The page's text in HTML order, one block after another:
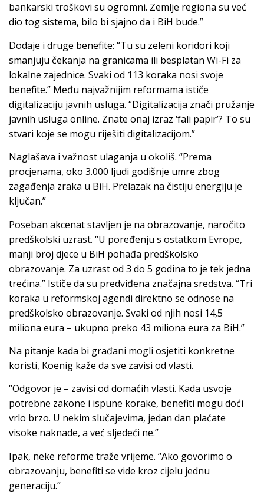
bankarski troškovi su ogromni. Zemlje regiona su već
dio tog sistema, bilo bi sjajno da i BiH bude.”
Dodaje i druge benefite: “Tu su zeleni koridori koji
smanjuju čekanja na granicama ili besplatan Wi-Fi za
lokalne zajednice. Svaki od 113 koraka nosi svoje
benefite.” Među najvažnijim reformama ističe
digitalizaciju javnih usluga. “Digitalizacija znači pružanje
javnih usluga online. Znate onaj izraz ‘fali papir’? To su
stvari koje se mogu riješiti digitalizacijom.”
Naglašava i važnost ulaganja u okoliš. “Prema
procjenama, oko 3.000 ljudi godišnje umre zbog
zagađenja zraka u BiH. Prelazak na čistiju energiju je
ključan.”
Poseban akcenat stavljen je na obrazovanje, naročito
predškolski uzrast. “U poređenju s ostatkom Evrope,
manji broj djece u BiH pohađa predškolsko
obrazovanje. Za uzrast od 3 do 5 godina to je tek jedna
trećina.” Ističe da su predviđena značajna sredstva. “Tri
koraka u reformskoj agendi direktno se odnose na
predškolsko obrazovanje. Svaki od njih nosi 14,5
miliona eura – ukupno preko 43 miliona eura za BiH.”
Na pitanje kada bi građani mogli osjetiti konkretne
koristi, Koenig kaže da sve zavisi od vlasti.
“Odgovor je – zavisi od domaćih vlasti. Kada usvoje
potrebne zakone i ispune korake, benefiti mogu doći
vrlo brzo. U nekim slučajevima, jedan dan plaćate
visoke naknade, a već sljedeći ne.”
Ipak, neke reforme traže vrijeme. “Ako govorimo o
obrazovanju, benefiti se vide kroz cijelu jednu
generaciju.”